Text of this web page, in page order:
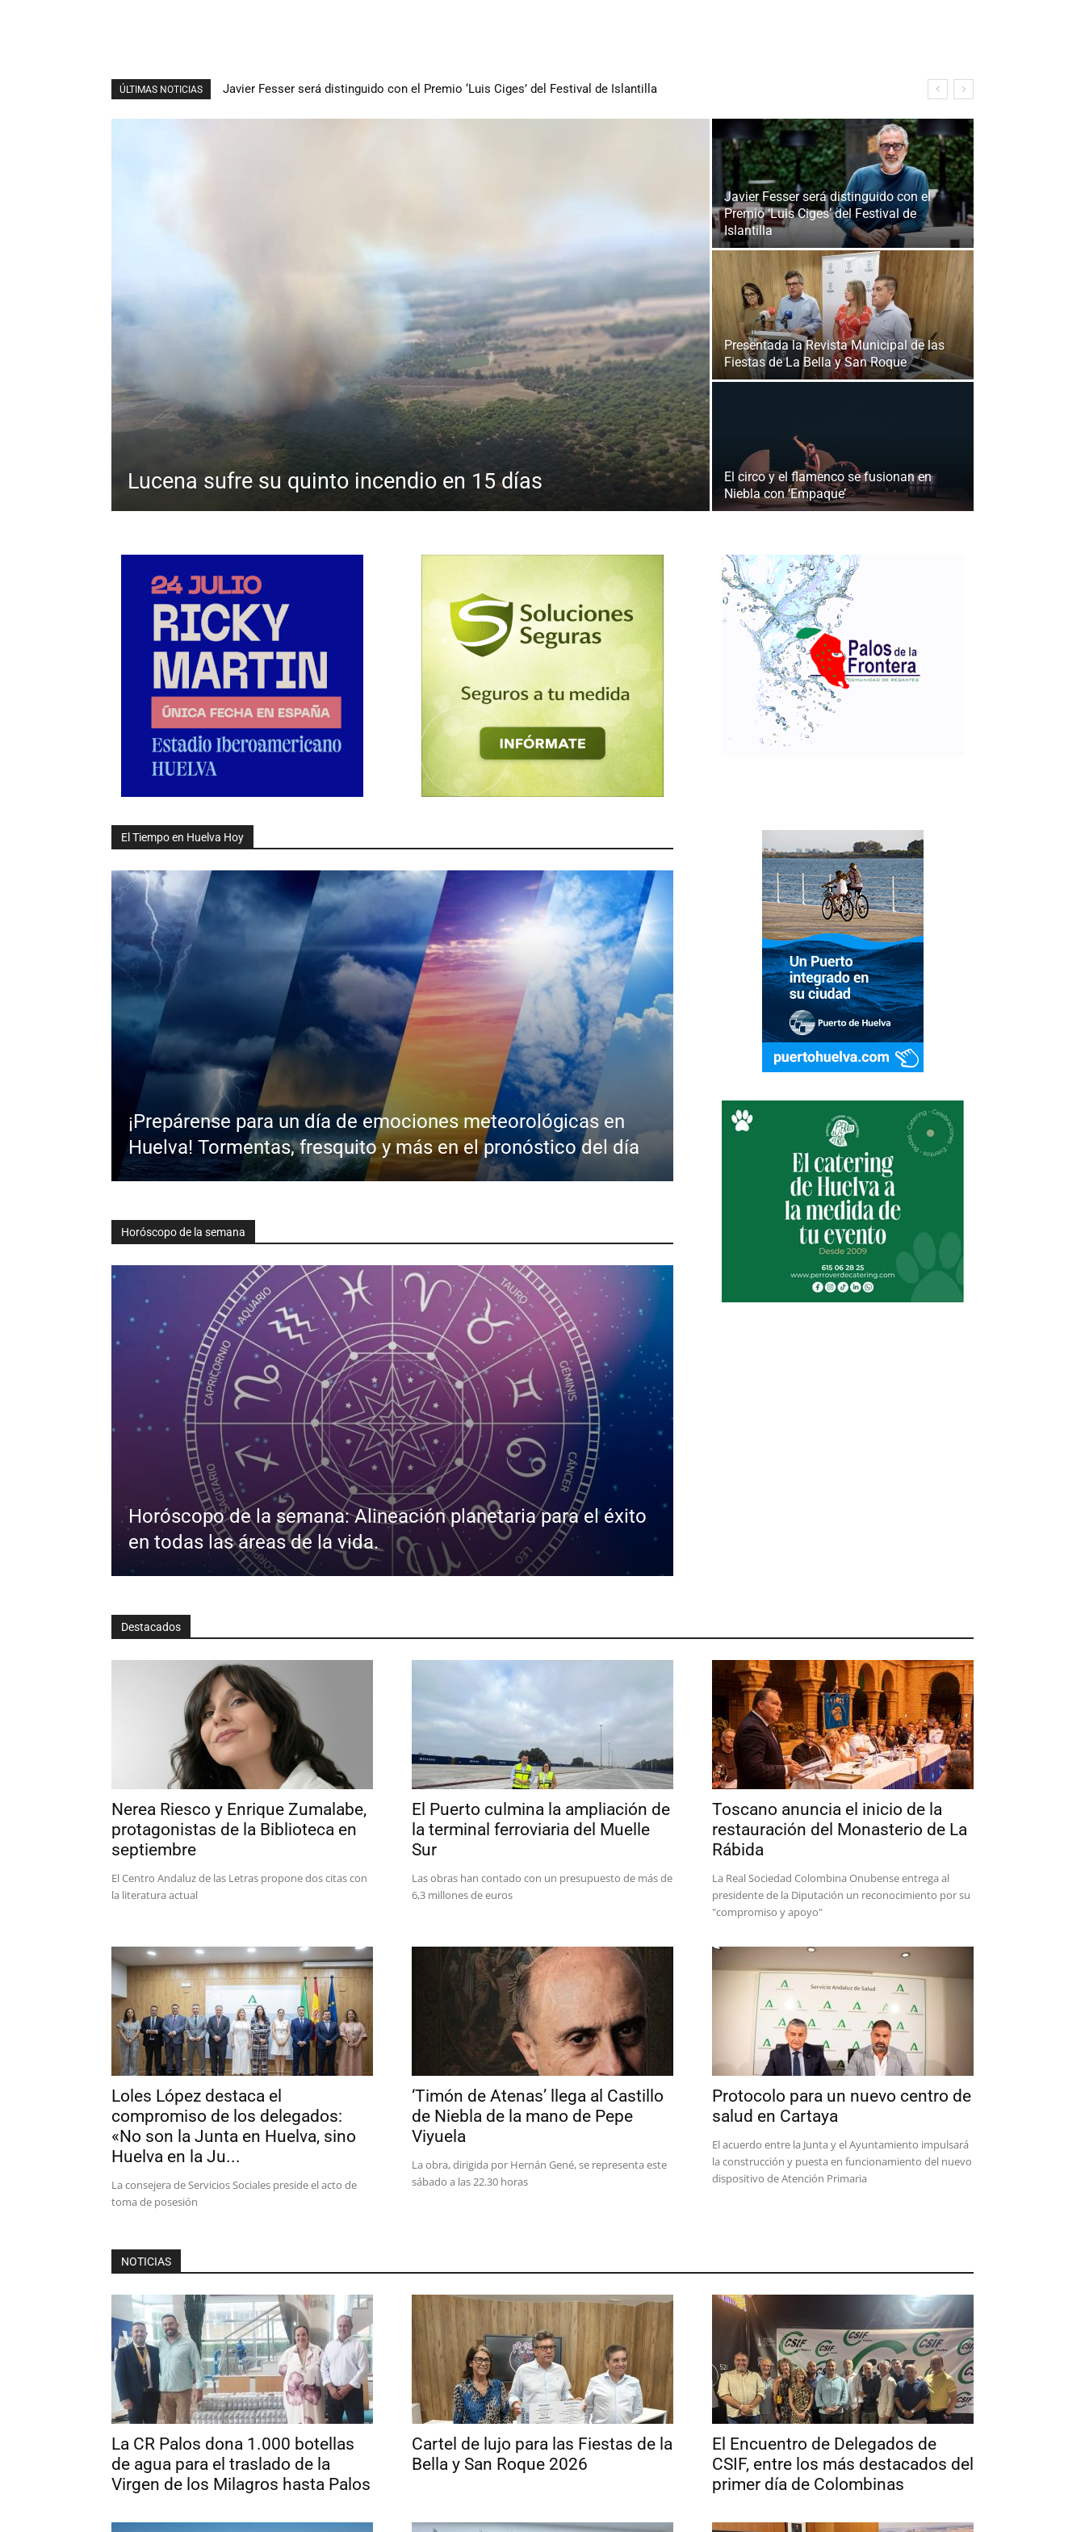
ÚLTIMAS NOTICIAS Javier Fesser será distinguido con el Premio ‘Luis Ciges’ del Festival de Islantilla
Presentada la Revista Municipal de las Fiestas de La Bella y San Roque
Lucena sufre su quinto incendio en 15 días
Javier Fesser será distinguido con el
Premio ‘Luis Ciges’ del Festival de
Islantilla
Presentada la Revista Municipal de las
Fiestas de La Bella y San Roque
El circo y el flamenco se fusionan en
Niebla con ‘Empaque’
El Tiempo en Huelva Hoy
¡Prepárense para un día de emociones meteorológicas en
Huelva! Tormentas, fresquito y más en el pronóstico del día
Horóscopo de la semana
Horóscopo de la semana: Alineación planetaria para el éxito
en todas las áreas de la vida.
Destacados
Nerea Riesco y Enrique Zumalabe,
protagonistas de la Biblioteca en
septiembre
El Centro Andaluz de las Letras propone dos citas con
la literatura actual
El Puerto culmina la ampliación de
la terminal ferroviaria del Muelle
Sur
Las obras han contado con un presupuesto de más de
6,3 millones de euros
Toscano anuncia el inicio de la
restauración del Monasterio de La
Rábida
La Real Sociedad Colombina Onubense entrega al
presidente de la Diputación un reconocimiento por su
"compromiso y apoyo"
Loles López destaca el
compromiso de los delegados:
«No son la Junta en Huelva, sino
Huelva en la Ju...
La consejera de Servicios Sociales preside el acto de
toma de posesión
‘Timón de Atenas’ llega al Castillo
de Niebla de la mano de Pepe
Viyuela
La obra, dirigida por Hernán Gené, se representa este
sábado a las 22.30 horas
Protocolo para un nuevo centro de
salud en Cartaya
El acuerdo entre la Junta y el Ayuntamiento impulsará
la construcción y puesta en funcionamiento del nuevo
dispositivo de Atención Primaria
NOTICIAS
La CR Palos dona 1.000 botellas
de agua para el traslado de la
Virgen de los Milagros hasta Palos
Cartel de lujo para las Fiestas de la
Bella y San Roque 2026
El Encuentro de Delegados de
CSIF, entre los más destacados del
primer día de Colombinas